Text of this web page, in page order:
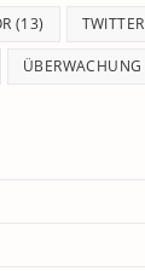
(13) TWITTER
ÜBERWACHUNG